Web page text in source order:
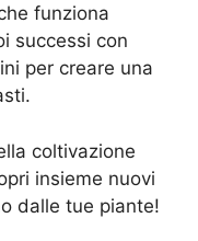
funziona
successi con
per creare una
coltivazione
insieme nuovi
dalle tue piante!